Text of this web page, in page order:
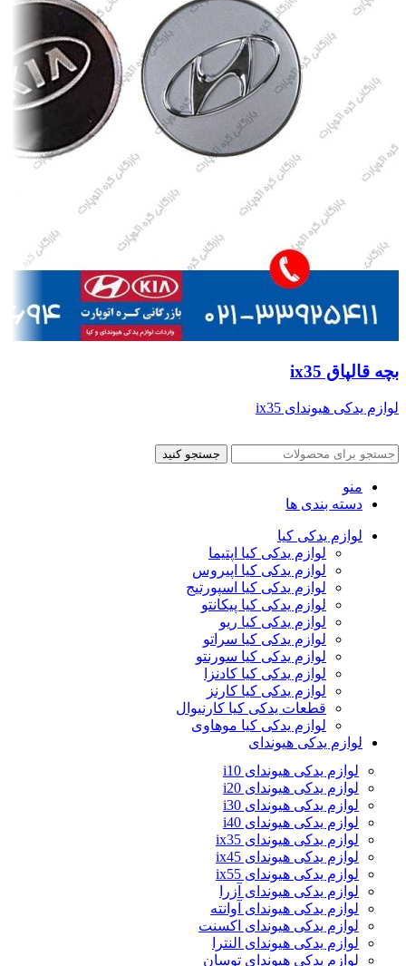
بچه قالپاق ix35
لوازم یدکی هیوندای ix35
جستجو کنید
منو
دسته بندی ها
لوازم یدکی کیا
لوازم یدکی کیا اپتیما
لوازم یدکی کیا اپیروس
لوازم یدکی کیا اسپورتیج
لوازم یدکی کیا پیکانتو
لوازم یدکی کیا ریو
لوازم یدکی کیا سراتو
لوازم یدکی کیا سورنتو
لوازم یدکی کیا کادنزا
لوازم یدکی کیا کارنز
قطعات یدکی کیا کارنیوال
لوازم یدکی کیا موهاوی
لوازم یدکی هیوندای
لوازم یدکی هیوندای i10
لوازم یدکی هیوندای i20
لوازم یدکی هیوندای i30
لوازم یدکی هیوندای i40
لوازم یدکی هیوندای ix35
لوازم یدکی هیوندای ix45
لوازم یدکی هیوندای ix55
لوازم یدکی هیوندای آزرا
لوازم یدکی هیوندای آوانته
لوازم یدکی هیوندای اکسنت
لوازم یدکی هیوندای النترا
لوازم یدکی هیوندای توسان